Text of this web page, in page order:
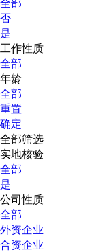
全部
否
是
工作性质
全部
年龄
全部
重置
确定
全部筛选
实地核验
全部
是
公司性质
全部
外资企业
合资企业